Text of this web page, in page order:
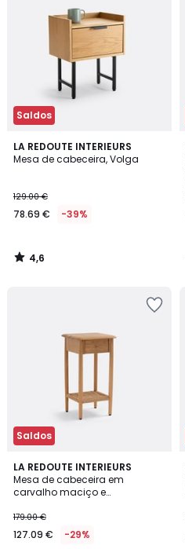
Saldos
LA REDOUTE INTERIEURS
Mesa de cabeceira, Volga
129.00 €
78.69 € -39%
4,6
/ 5
4,6
/
Saldos
LA REDOUTE INTERIEURS
Mesa de cabeceira em
carvalho maciço e
179.00 €
127.09 € -29%
4,6
/ 5